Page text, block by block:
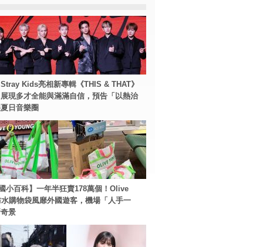
Kids亮相新專輯《THIS & THAT》
現多才全能與滿滿自信，預告「以熱治
日音樂圈
小百科】一年半狂賣178萬個！Olive
購物袋風靡外國遊客，機場「人手一
景